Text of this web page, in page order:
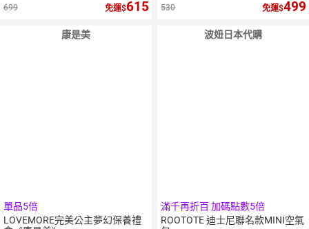
699 免運 615 530 免運 499
康是美
單品5倍
LOVEMORE完美公主夢幻保養禮
波妞日本代購
滿千再折百 加碼點數5倍
ROOTOTE 迪士尼聯名款MINI空氣